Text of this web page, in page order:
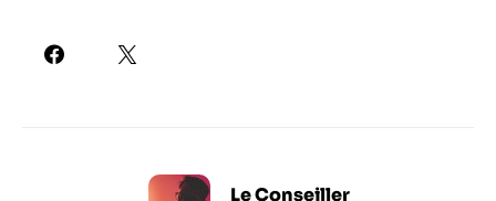
Le Conseiller